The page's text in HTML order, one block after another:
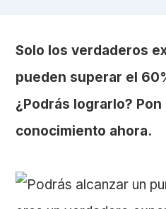
Solo los verdaderos
pueden superar el
¿Podrás lograrlo?
conocimiento ahora.